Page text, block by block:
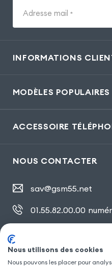
Adresse mail *
INFORMATIONS
MODÈLES POPULAIRES
ACCESSOIRE
NOUS CONTACTER
sav@gsm55.net
01.55.82.00.00
Nous utilisons des cookies
Nous pouvons les placer pour